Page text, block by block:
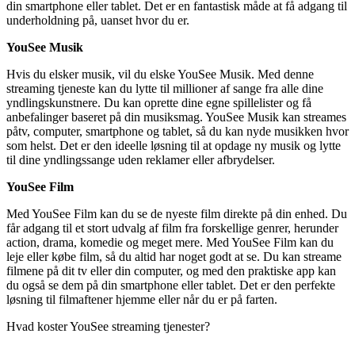
din smartphone eller tablet. Det er en fantastisk måde at få adgang til
underholdning på, uanset hvor du er.
YouSee Musik
Hvis du elsker musik, vil du elske YouSee Musik. Med denne
streaming tjeneste kan du lytte til millioner af sange fra alle dine
yndlingskunstnere. Du kan oprette dine egne spillelister og få
anbefalinger baseret på din musiksmag. YouSee Musik kan streames
påtv, computer, smartphone og tablet, så du kan nyde musikken hvor
som helst. Det er den ideelle løsning til at opdage ny musik og lytte
til dine yndlingssange uden reklamer eller afbrydelser.
YouSee Film
Med YouSee Film kan du se de nyeste film direkte på din enhed. Du
får adgang til et stort udvalg af film fra forskellige genrer, herunder
action, drama, komedie og meget mere. Med YouSee Film kan du
leje eller købe film, så du altid har noget godt at se. Du kan streame
filmene på dit tv eller din computer, og med den praktiske app kan
du også se dem på din smartphone eller tablet. Det er den perfekte
løsning til filmaftener hjemme eller når du er på farten.
Hvad koster YouSee streaming tjenester?